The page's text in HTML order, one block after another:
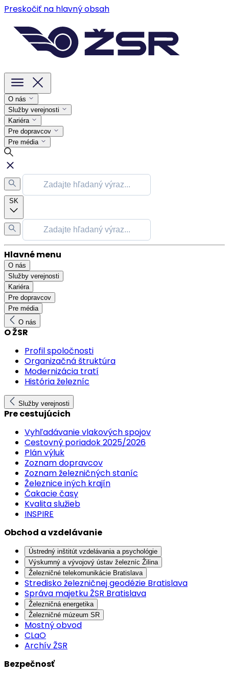
Preskočiť na hlavný obsah
O nás
Služby verejnosti
Kariéra
Pre dopravcov
Pre média
SK
Hlavné menu
O nás
Služby verejnosti
Kariéra
Pre dopravcov
Pre média
O nás
O ŽSR
Profil spoločnosti
Organizačná štruktúra
Modernizácia tratí
História železníc
Služby verejnosti
Pre cestujúcich
Vyhľadávanie vlakových spojov
Cestovný poriadok 2025/2026
Plán výluk
Zoznam dopravcov
Zoznam železničných staníc
Železnice iných krajín
Čakacie časy
Kvalita služieb
INSPIRE
Obchod a vzdelávanie
Ústredný inštitút vzdelávania a psychológie
Výskumný a vývojový ústav železníc Žilina
Železničné telekomunikácie Bratislava
Stredisko železničnej geodézie Bratislava
Správa majetku ŽSR Bratislava
Železničná energetika
Železničné múzeum SR
Mostný obvod
CLaO
Archív ŽSR
Bezpečnosť